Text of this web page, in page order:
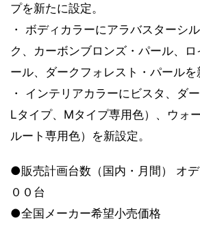
プを新たに設定。
・ ボディカラーにアラバスターシ
ク、カーボンブロンズ・パール、
ール、ダークフォレスト・パールを
・ インテリアカラーにビスタ、ダ
Lタイプ、Mタイプ専用色）、ウォ
ルート専用色）を新設定。
●販売計画台数（国内・月間） オ
００台
●全国メーカー希望小売価格